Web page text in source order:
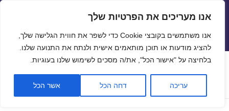
פתח
אנו מעריכים את הפרטיות שלך
אנו משתמשים בקובצי Cookie כדי לשפר את חווית הגלישה שלך,
להציג מודעות או תוכן מותאמים אישית ולנתח את התנועה שלנו.
בלחיצה על "אישור הכל", את/ה מסכים לשימוש שלנו בעוגיות.
עריכה דחה הכל אשר הכל
שערי חליפין יציגים – שער יציג
תפריטים
ווידג'טים
חודש:פברואר 2020